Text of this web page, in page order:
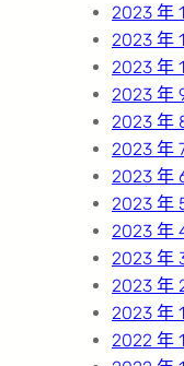
2023 年
2023 年
2023 年
2023 年
2023 年
2023 年
2023 年
2023 年
2023 年
2023 年
2023 年
2023 年
2022 年